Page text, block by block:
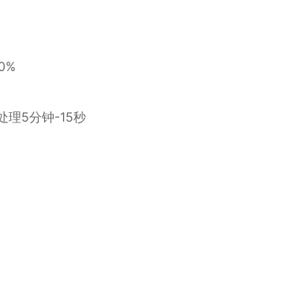
5分钟-15秒